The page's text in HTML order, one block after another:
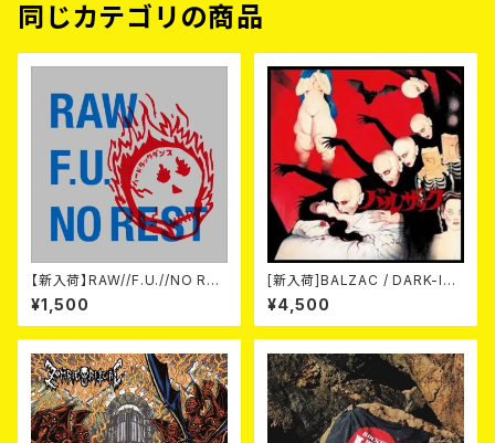
同じカテゴリの商品
【新入荷】RAW//F.U.//NO RES
T / 3way split EP ハード ラッ
ク ダンス (CD)
¥1,500
[新入荷]BALZAC / DARK-IS
M -20th Anniversary Comp
ilation- (2CD)
¥4,500